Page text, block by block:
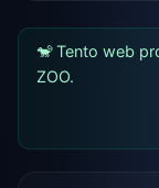
🐒 Tento web
ZOO.